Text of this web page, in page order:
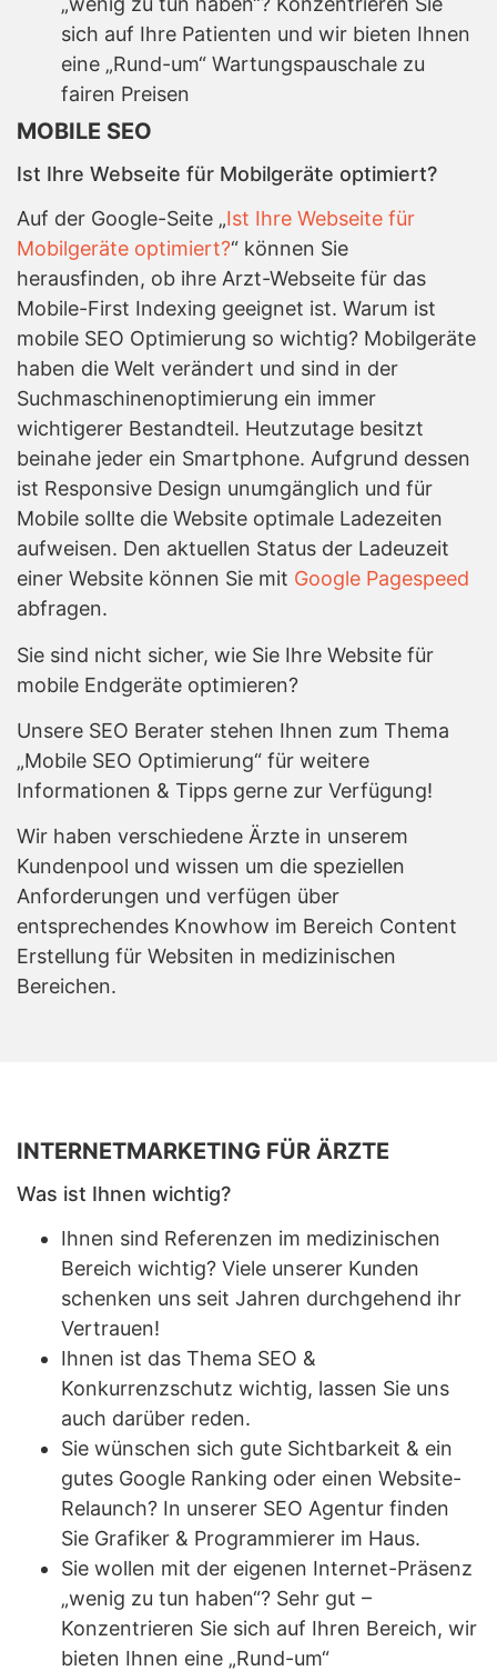
sich auf Ihre Patienten und wir bieten Ihnen
eine „Rund-um“ Wartungspauschale zu
fairen Preisen
MOBILE SEO
Ist Ihre Webseite für Mobilgeräte optimiert?
Auf der Google-Seite „Ist Ihre Webseite für
Mobilgeräte optimiert?“ können Sie
herausfinden, ob ihre Arzt-Webseite für das
Mobile-First Indexing geeignet ist. Warum ist
mobile SEO Optimierung so wichtig? Mobilgeräte
haben die Welt verändert und sind in der
Suchmaschinenoptimierung ein immer
wichtigerer Bestandteil. Heutzutage besitzt
beinahe jeder ein Smartphone. Aufgrund dessen
ist Responsive Design unumgänglich und für
Mobile sollte die Website optimale Ladezeiten
aufweisen. Den aktuellen Status der Ladeuzeit
einer Website können Sie mit Google Pagespeed
abfragen.
Sie sind nicht sicher, wie Sie Ihre Website für
mobile Endgeräte optimieren?
Unsere SEO Berater stehen Ihnen zum Thema
„Mobile SEO Optimierung“ für weitere
Informationen & Tipps gerne zur Verfügung!
Wir haben verschiedene Ärzte in unserem
Kundenpool und wissen um die speziellen
Anforderungen und verfügen über
entsprechendes Knowhow im Bereich Content
Erstellung für Websiten in medizinischen
Bereichen.
INTERNETMARKETING FÜR ÄRZTE
Was ist Ihnen wichtig?
Ihnen sind Referenzen im medizinischen
Bereich wichtig? Viele unserer Kunden
schenken uns seit Jahren durchgehend ihr
Vertrauen!
Ihnen ist das Thema SEO &
Konkurrenzschutz wichtig, lassen Sie uns
auch darüber reden.
Sie wünschen sich gute Sichtbarkeit & ein
gutes Google Ranking oder einen Website-
Relaunch? In unserer SEO Agentur finden
Sie Grafiker & Programmierer im Haus.
Sie wollen mit der eigenen Internet-Präsenz
„wenig zu tun haben“? Sehr gut –
Konzentrieren Sie sich auf Ihren Bereich, wir
bieten Ihnen eine „Rund-um“